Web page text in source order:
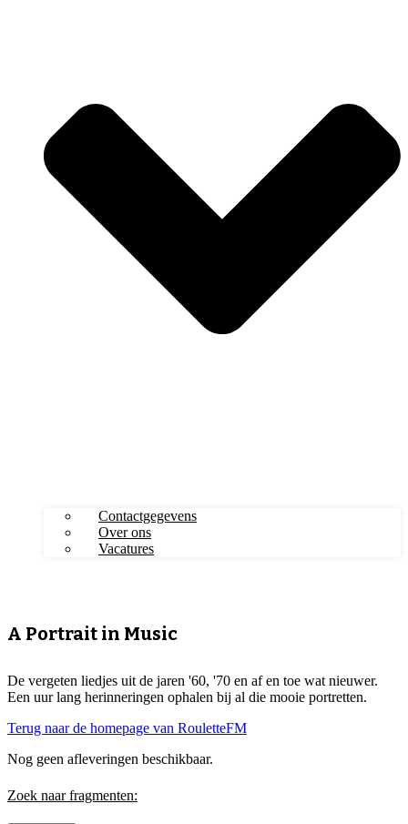
Contactgegevens
Over ons
Vacatures
A Portrait in Music
De vergeten liedjes uit de jaren '60, '70 en af en toe wat nieuwer.
Een uur lang herinneringen ophalen bij al die mooie portretten.
Terug naar de homepage van RouletteFM
Nog geen afleveringen beschikbaar.
Zoek naar fragmenten: